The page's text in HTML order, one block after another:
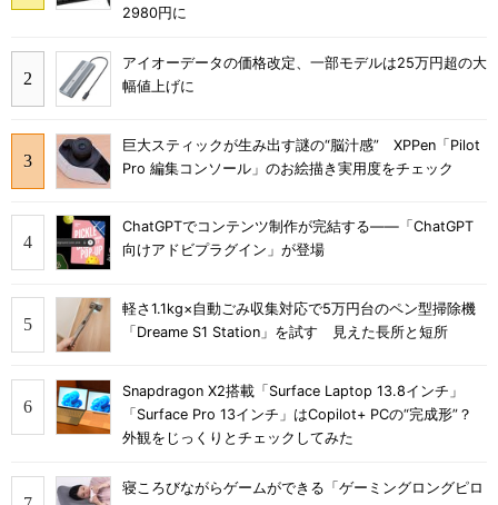
2980円に
アイオーデータの価格改定、一部モデルは25万円超の大
幅値上げに
巨大スティックが生み出す謎の“脳汁感” XPPen「Pilot
Pro 編集コンソール」のお絵描き実用度をチェック
ChatGPTでコンテンツ制作が完結する――「ChatGPT
向けアドビプラグイン」が登場
軽さ1.1kg×自動ごみ収集対応で5万円台のペン型掃除機
「Dreame S1 Station」を試す 見えた長所と短所
Snapdragon X2搭載「Surface Laptop 13.8インチ」
「Surface Pro 13インチ」はCopilot+ PCの“完成形”？
外観をじっくりとチェックしてみた
寝ころびながらゲームができる「ゲーミングロングピロ